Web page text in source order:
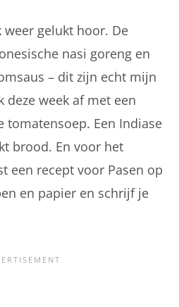
weer gelukt hoor. De
nasi goreng en
– dit zijn echt mijn
deze week af met een
tomatensoep. Een Indiase
brood. En voor het
een recept voor Pasen op
en papier en schrijf je